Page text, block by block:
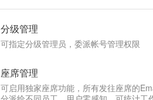
分级管理
可指定分级管理员，委派帐号管理权限
座席管理
可启用独家座席功能，所有发往座席的